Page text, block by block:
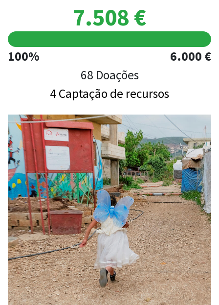
7.508 €
100%
6.000 €
68 Doações
4 Captação de recursos